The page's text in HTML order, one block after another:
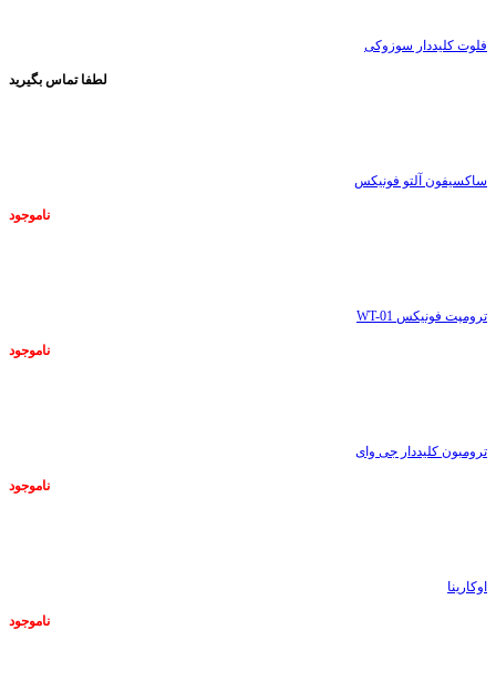
فلوت کلیددار سوزوکی
لطفا تماس بگیرید
ساکسیفون آلتو فونیکس
ناموجود
ترومپت فونیکس WT-01
ناموجود
ترومبون کلیددار جی وای
ناموجود
اوکارینا
ناموجود